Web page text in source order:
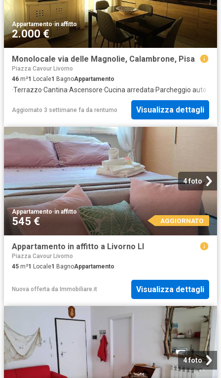
Appartamento·in affitto
2.000 €
Monolocale via delle Magnolie, Calambrone, Pisa
Piazza Cavour Livorno
46 m²1 Locale1 BagnoAppartamento
·Terrazzo·Cantina·Ascensore·Cucina arredata·Parcheggio auto
Aggiornato 3 settimane fa da rentumo Visualizza dettagli
4 foto
Appartamento·in affitto
545 € AGGIORNATO
Appartamento in affitto a Livorno LI
Piazza Cavour Livorno
45 m²1 Locale1 BagnoAppartamento
Nuova offerta da Immobiliare.it Visualizza dettagli
4 foto